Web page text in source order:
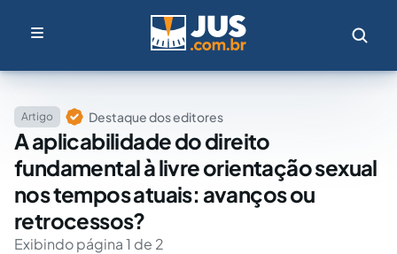
Artigo Destaque dos editores
A aplicabilidade do direito
fundamental à livre orientação sexual
nos tempos atuais: avanços ou
retrocessos?
Exibindo página 1 de 2